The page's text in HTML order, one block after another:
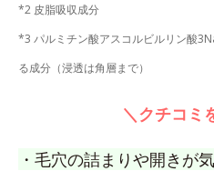
*2 皮脂吸収成分
*3 パルミチン酸アスコルビルリン酸
る成分（浸透は角層まで）
＼クチコミ
・毛穴の詰まりや開きが